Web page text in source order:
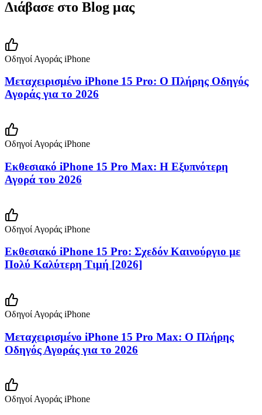
Διάβασε στο Blog μας
Οδηγοί Αγοράς iPhone
Μεταχειρισμένο iPhone 15 Pro: Ο Πλήρης Οδηγός
Αγοράς για το 2026
Οδηγοί Αγοράς iPhone
Εκθεσιακό iPhone 15 Pro Max: Η Εξυπνότερη
Αγορά του 2026
Οδηγοί Αγοράς iPhone
Εκθεσιακό iPhone 15 Pro: Σχεδόν Καινούργιο με
Πολύ Καλύτερη Τιμή [2026]
Οδηγοί Αγοράς iPhone
Μεταχειρισμένο iPhone 15 Pro Max: Ο Πλήρης
Οδηγός Αγοράς για το 2026
Οδηγοί Αγοράς iPhone